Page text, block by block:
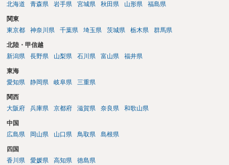
北海道
青森県 岩手県 宮城県 秋田県 山形県 福島県
関東
東京都
神奈川県 千葉県 埼玉県 茨城県 栃木県 群馬県
北陸・甲信越
新潟県
長野県 山梨県 石川県 富山県 福井県
東海
愛知県
静岡県 岐阜県 三重県
関西
大阪府
兵庫県 京都府 滋賀県 奈良県 和歌山県
中国
広島県
岡山県 山口県 鳥取県 島根県
四国
香川県
愛媛県 高知県 徳島県